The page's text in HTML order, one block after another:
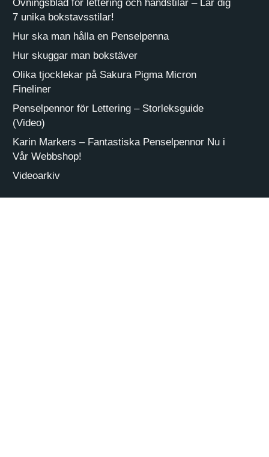
Övningsblad för lettering och handstilar – Lär dig
7 unika bokstavsstilar!
Hur ska man hålla en Penselpenna
Hur skuggar man bokstäver
Olika tjocklekar på Sakura Pigma Micron
Fineliner
Penselpennor för Lettering – Storleksguide
(Video)
Karin Markers – Fantastiska Penselpennor Nu i
Vår Webbshop!
Videoarkiv